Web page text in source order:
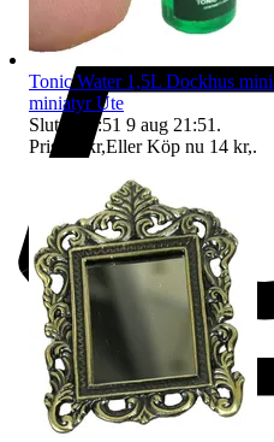
Tonic Water 1,5L Dockhus
miniatyr Ute
Sluttid
21:51 9 aug 21:51 .
Pris:
12 kr,Eller Köp nu 14 kr,.